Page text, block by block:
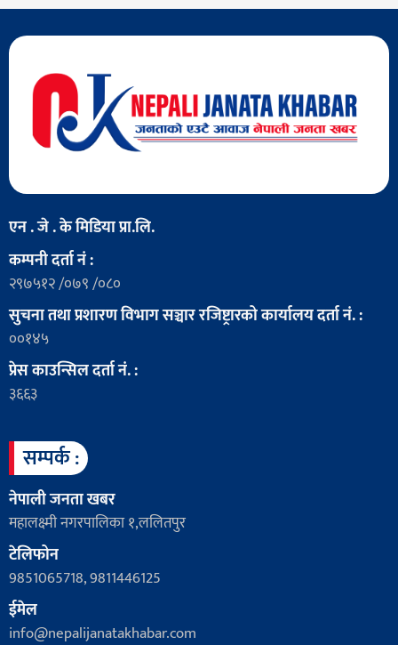
एन . जे . के मिडिया प्रा.लि.
कम्पनी दर्ता नं :
२९७५१२ /०७९ /०८०
सुचना तथा प्रशारण विभाग सञ्चार रजिष्ट्रारको कार्यालय दर्ता नं. :
००१४५
प्रेस काउन्सिल दर्ता नं. :
३६६३
सम्पर्क :
नेपाली जनता खबर
महालक्ष्मी नगरपालिका १,ललितपुर
टेलिफोन
9851065718, 9811446125
ईमेल
info@nepalijanatakhabar.com